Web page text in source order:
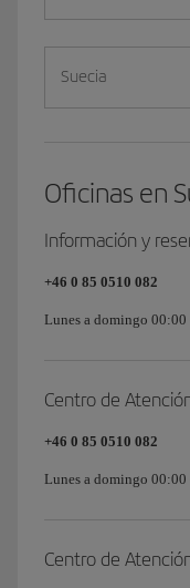
Suecia
Oficinas en
Información y
+46 0 85 0510 082
Lunes a domingo 00:00
Centro de
+46 0 85 0510 082
Lunes a domingo 00:00
Centro de